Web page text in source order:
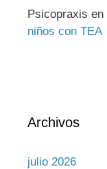
Psicopraxis en
niños con TEA
Archivos
julio 2026